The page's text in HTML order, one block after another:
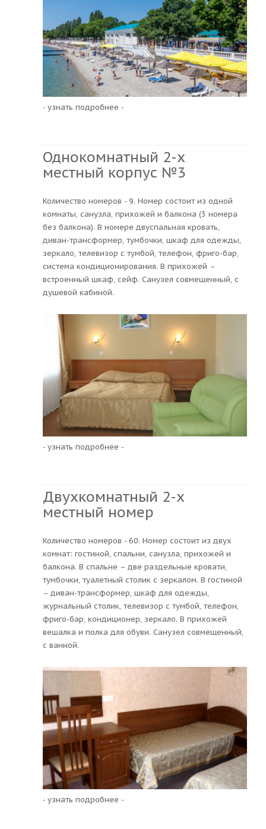
- узнать подробнее -
Однокомнатный 2-х
местный корпус №3
Количество номеров - 9. Номер состоит из одной
комнаты, санузла, прихожей и балкона (3 номера
без балкона). В номере двуспальная кровать,
диван-трансформер, тумбочки, шкаф для одежды,
зеркало, телевизор с тумбой, телефон, фриго-бар,
система кондиционирования. В прихожей –
встроенный шкаф, сейф. Санузел совмещенный, с
душевой кабиной.
- узнать подробнее -
Двухкомнатный 2-х
местный номер
Количество номеров - 60. Номер состоит из двух
комнат: гостиной, спальни, санузла, прихожей и
балкона. В спальне – две раздельные кровати,
тумбочки, туалетный столик с зеркалом. В гостиной
– диван-трансформер, шкаф для одежды,
журнальный столик, телевизор с тумбой, телефон,
фриго-бар, кондиционер, зеркало. В прихожей
вешалка и полка для обуви. Санузел совмещенный,
с ванной.
- узнать подробнее -